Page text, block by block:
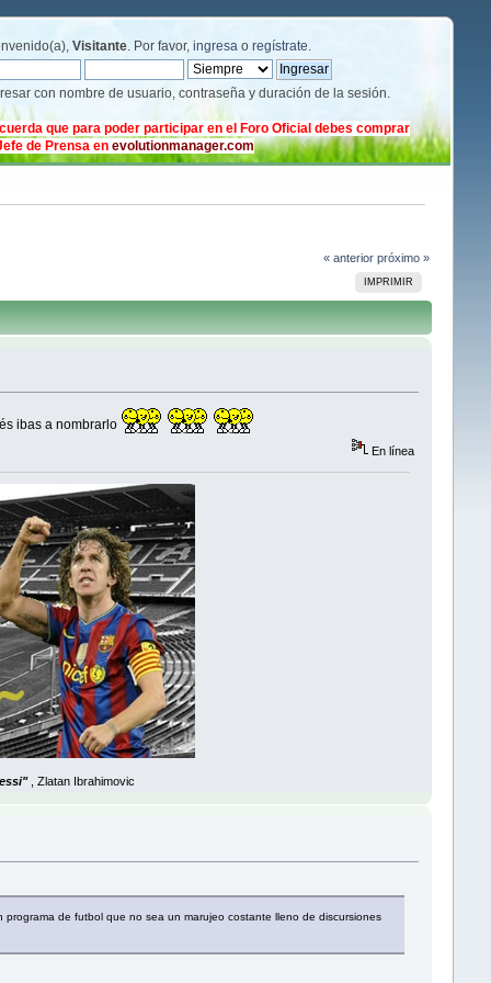
Visitante. Por favor,ingresa oregístrate.
con nombre de usuario, contraseña y duración de la sesión.
que para poder participar en el Foro Oficial debes comprar
de Prensa enevolutionmanager.com
« anterior próximo »
IMPRIMIR
ibas a nombrarlo
En línea
, Zlatan Ibrahimovic
de futbol que no sea un marujeo costante lleno de discursiones